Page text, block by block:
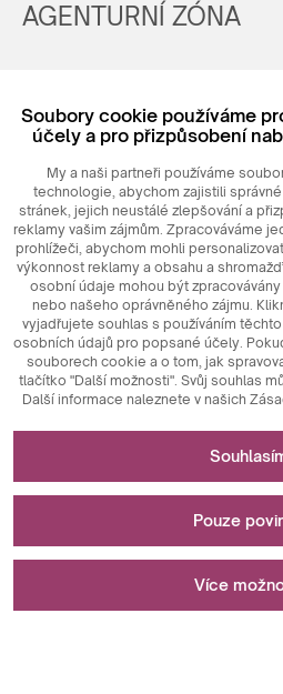
AGENTURNÍ ZÓNA
Login
© 2026MAXIM
Soubory cookie používáme
účely a pro přizpůsobení
My a naši partneři používáme
technologie, abychom zajistili
stránek, jejich neustálé zlepšování a
reklamy vašim zájmům. Zpracováváme
prohlížeči, abychom mohli
výkonnost reklamy a obsahu a
osobní údaje mohou být
nebo našeho oprávněného zájmu.
vyjadřujete souhlas s používáním
osobních údajů pro popsané účely.
souborech cookie a o tom, jak
tlačítko "Další možnosti". Svůj souhlas
Další informace naleznete v našich
Nezbytné pro fungování
Technicky nezbytné soubory cookie
které zajišťují správné fungování
mezi ně identifikátory relace, které
rozpoznat vás při procházení
košíky a přihlašovací relace. Kromě
ukládají preference uživatelů týkající
webových stránkách. Jejich hlavním
návštěvnost webových stránek a
Marketingové soubory cookie hrají
Pouze
Více